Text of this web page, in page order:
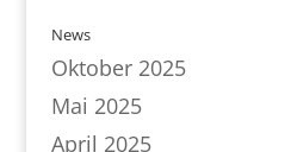
News
Oktober 2025
Mai 2025
April 2025